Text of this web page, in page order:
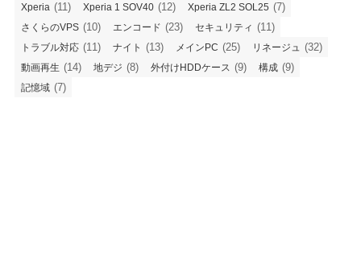
Xperia (11) Xperia 1 SOV40 (12) Xperia ZL2 SOL25 (7)
さくらのVPS (10) エンコード (23) セキュリティ (11)
トラブル対応 (11) ナイト (13) メインPC (25) リネージュ (32)
動画再生 (14) 地デジ (8) 外付けHDDケース (9) 構成 (9)
記憶域 (7)